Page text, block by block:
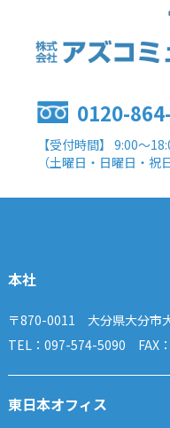
0120-
【受付時間】 9:00～
（土曜日・日曜日・祝
本社
〒870-0011 大分県大分市
TEL：097-574-5090 FAX
東日本オフィス